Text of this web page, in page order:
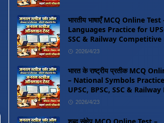
भारतीय भाषाएँ MCQ Online
Languages Practice for
SSC & Railway Competitive
2026/4/23
भारत के राष्ट्रीय प्रतीक MCQ
– National Symbols
UPSC, BPSC, SSC &
2026/4/23